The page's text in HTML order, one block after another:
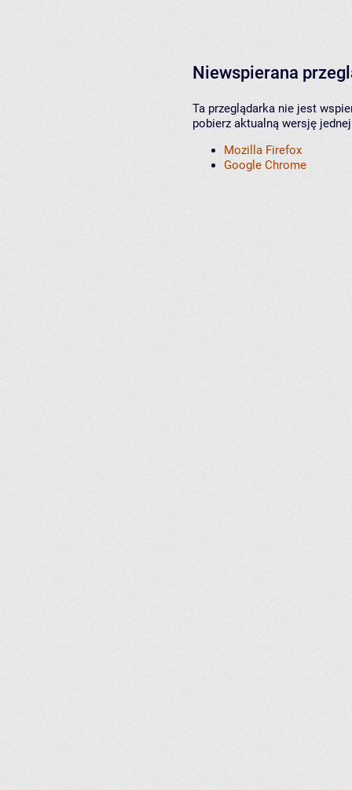
Niewspierana
Ta przeglądarka nie jest
pobierz aktualną wersję
Mozilla Firefox
Google Chrome